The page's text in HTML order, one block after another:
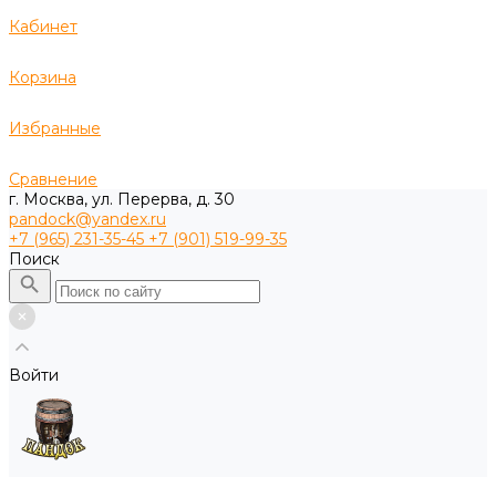
Кабинет
Корзина
Избранные
Сравнение
г. Москва, ул. Перерва, д. 30
pandock@yandex.ru
+7 (965) 231-35-45 +7 (901) 519-99-35
Поиск
Войти